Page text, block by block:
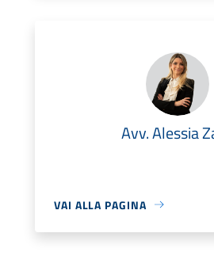
Avv. Alessia
VAI ALLA PAGINA